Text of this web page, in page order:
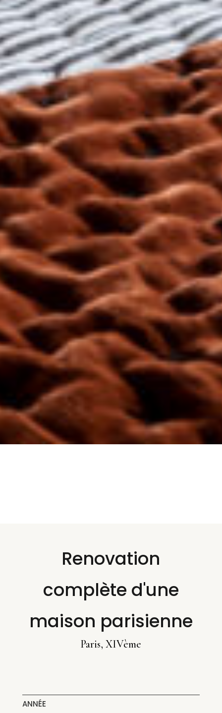
Renovation
complète d'une
maison parisienne
Paris, XIVème
ANNÉE